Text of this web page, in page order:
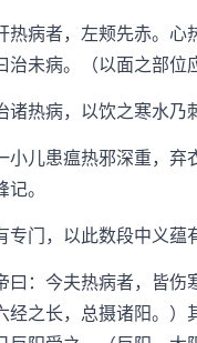
病者，左颊先赤。心
未病。（以面之部位
热病，以饮之寒水乃刺
儿患瘟热邪深重，弃
。
门，以此数段中义蕴
：今夫热病者，皆伤
经之长，总摄诸阳。